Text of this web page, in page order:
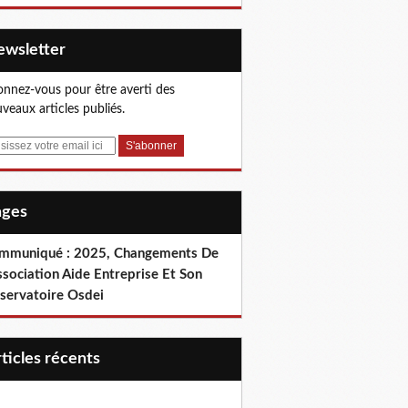
vous pour être averti des
articles publiés.
: 2025, Changements De
Aide Entreprise Et Son
Osdei
récents